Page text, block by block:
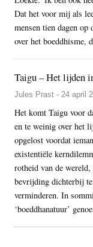
Dat het voor mij als
mensen tien dagen op
over het boeddhisme,
Taigu – Het lijden
Jules Prast - 24 april
Het komt Taigu voor
en te weinig over het
opgelost voordat
existentiële
rotheid van de
bevrijding dichterbij
verminderen. In
‘boeddhanatuur’